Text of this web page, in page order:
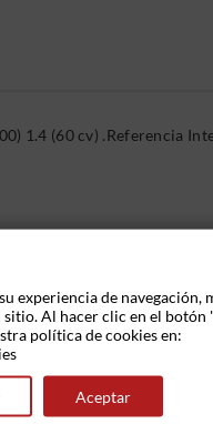
1.4 (60 cv) .Referencia
experiencia de navegación,
Al hacer clic en el botón
política de cookies en:
Aceptar